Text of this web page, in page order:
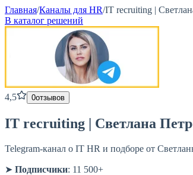
Главная/Каналы для HR/IT recruiting |
В каталог решений
4,5 0отзывов
IT recruiting | Светлана
Telegram-канал о IT HR и подборе от
➤ Подписчики: 11 500+